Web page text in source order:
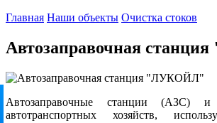
Главная Наши объекты Очистка стоков
Автозаправочная
Автозаправочные станции (АЗС) и
автотранспортных хозяйств,